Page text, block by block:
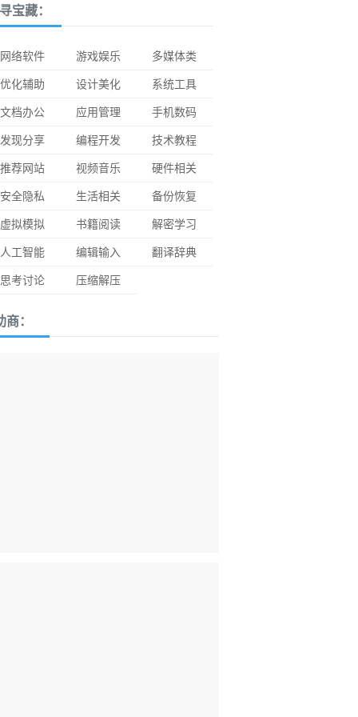
宝藏：
网络软件 游戏娱乐
多媒体类
优化辅助
设计美化
系统工具
文档办公
应用管理
手机数码
发现分享
编程开发
技术教程
推荐网站
视频音乐
硬件相关
安全隐私
生活相关
备份恢复
虚拟模拟
书籍阅读
解密学习
人工智能
编辑输入
翻译辞典
思考讨论
压缩解压
商：